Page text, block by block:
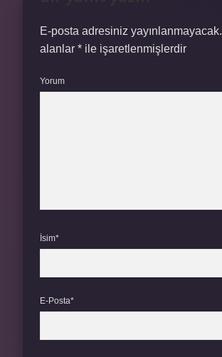
E-posta adresiniz yayınlanmayacak.
alanlar * ile işaretlenmişlerdir
Yorum
İsim*
E-Posta*